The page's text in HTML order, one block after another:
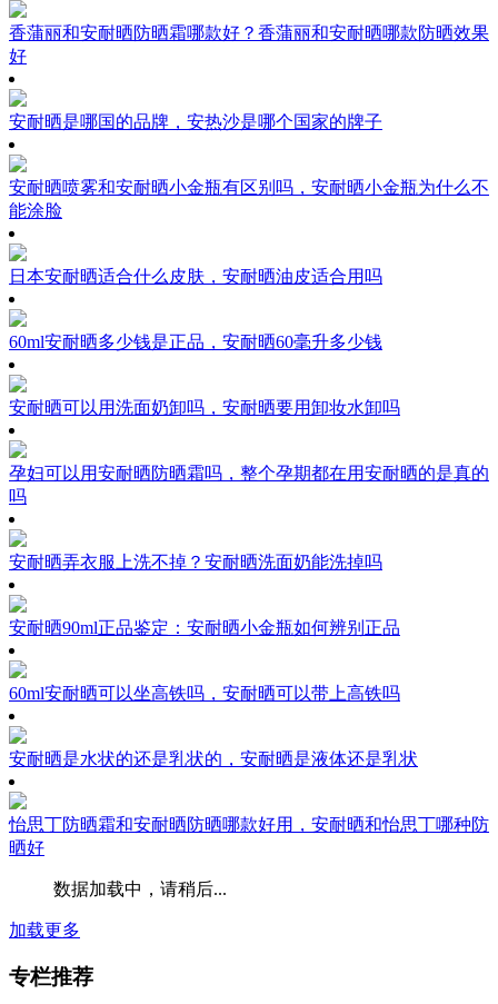
香蒲丽和安耐晒防晒霜哪款好？香蒲丽和安耐晒哪款防晒效果
好
安耐晒是哪国的品牌，安热沙是哪个国家的牌子
安耐晒喷雾和安耐晒小金瓶有区别吗，安耐晒小金瓶为什么不
能涂脸
日本安耐晒适合什么皮肤，安耐晒油皮适合用吗
60ml安耐晒多少钱是正品，安耐晒60毫升多少钱
安耐晒可以用洗面奶卸吗，安耐晒要用卸妆水卸吗
孕妇可以用安耐晒防晒霜吗，整个孕期都在用安耐晒的是真的
吗
安耐晒弄衣服上洗不掉？安耐晒洗面奶能洗掉吗
安耐晒90ml正品鉴定：安耐晒小金瓶如何辨别正品
60ml安耐晒可以坐高铁吗，安耐晒可以带上高铁吗
安耐晒是水状的还是乳状的，安耐晒是液体还是乳状
怡思丁防晒霜和安耐晒防晒哪款好用，安耐晒和怡思丁哪种防
晒好
数据加载中，请稍后...
加载更多
专栏推荐